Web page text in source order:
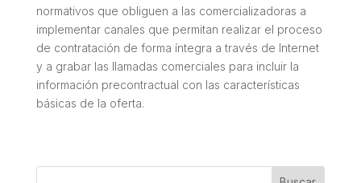
normativos que obliguen a las comercializadoras a
implementar canales que permitan realizar el proceso
de contratación de forma íntegra a través de Internet
y a grabar las llamadas comerciales para incluir la
información precontractual con las características
básicas de la oferta.